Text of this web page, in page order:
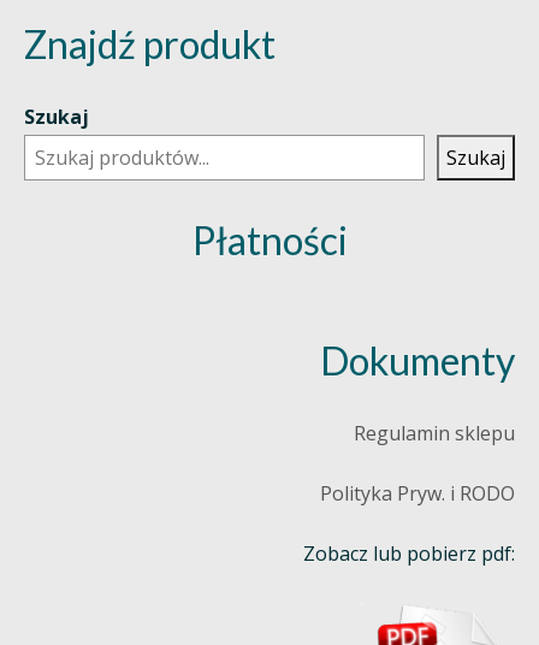
Znajdź produkt
Szukaj
Szukaj
Płatności
Dokumenty
Regulamin sklepu
Polityka Pryw. i RODO
Zobacz lub pobierz pdf: